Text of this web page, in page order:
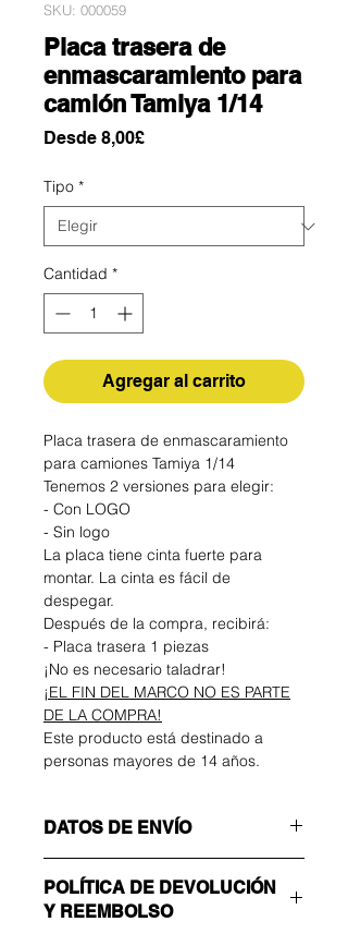
SKU: 000059
Placa trasera de
enmascaramiento para
camión Tamiya 1/14
Desde 8,00£Precio
Tipo *
Cantidad *
Agregar al carrito
Placa trasera de enmascaramiento
para camiones Tamiya 1/14
Tenemos 2 versiones para elegir:
- Con LOGO
- Sin logo
La placa tiene cinta fuerte para
montar. La cinta es fácil de
despegar.
Después de la compra, recibirá:
- Placa trasera 1 piezas
¡No es necesario taladrar!
¡EL FIN DEL MARCO NO ES PARTE
DE LA COMPRA!
Este producto está destinado a
personas mayores de 14 años.
DATOS DE ENVÍO
envío correcto!
ECONOMÍA
POLÍTICA DE DEVOLUCIÓN
Y REEMBOLSO